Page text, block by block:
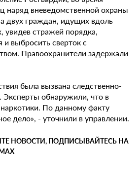
наряд вневедомственной охраны
двух граждан, идущих вдоль
увидев стражей порядка,
и выбросить сверток с
Правоохранители задержали
была вызвана следственно-
Эксперты обнаружили, что в
По данному факту
дело», - уточнили в управлении.
НОВОСТИ, ПОДПИСЫВАЙТЕСЬ НА